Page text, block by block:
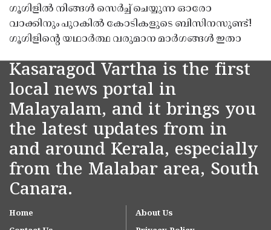
ഗൂഗിളിൽ നിങ്ങൾ സെർച്ച് ചെയ്യുന്ന ഓരോ
വാക്കിനും പുറകിൽ കോടികളുടെ ബിസിനസുണ്ട്!
ഗൂഗിളിന്റെ യഥാർത്ഥ വരുമാന മാർഗങ്ങൾ ഇതാ
Kasaragod Vartha is the first
local news portal in
Malayalam, and it brings you
the latest updates from in
and around Kerala, especially
from the Malabar area, South
Canara.
Home
About Us